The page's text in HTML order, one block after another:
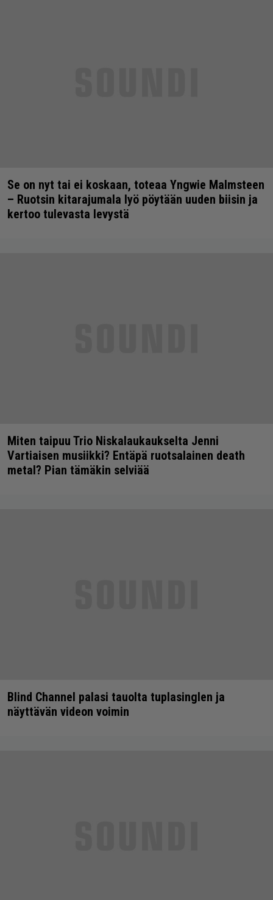
Se on nyt tai ei koskaan, toteaa Yngwie Malmsteen
– Ruotsin kitarajumala lyö pöytään uuden biisin ja
kertoo tulevasta levystä
Miten taipuu Trio Niskalaukaukselta Jenni
Vartiaisen musiikki? Entäpä ruotsalainen death
metal? Pian tämäkin selviää
Blind Channel palasi tauolta tuplasinglen ja
näyttävän videon voimin